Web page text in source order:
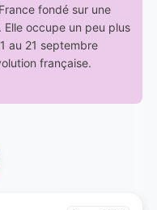
fondé sur une
occupe un peu plus
au 21 septembre
française.